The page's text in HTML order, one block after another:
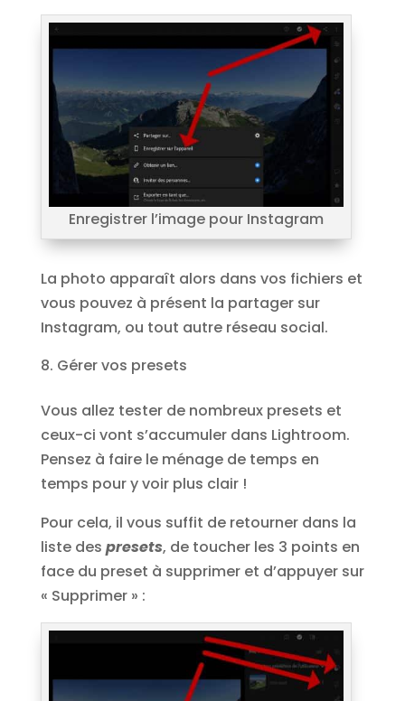
Enregistrer l’image pour Instagram
La photo apparaît alors dans vos fichiers et
vous pouvez à présent la partager sur
Instagram, ou tout autre réseau social.
Gérer vos presets
Vous allez tester de nombreux presets et
ceux-ci vont s’accumuler dans Lightroom.
Pensez à faire le ménage de temps en
temps pour y voir plus clair !
Pour cela, il vous suffit de retourner dans la
liste des presets, de toucher les 3 points en
face du preset à supprimer et d’appuyer sur
« Supprimer » :